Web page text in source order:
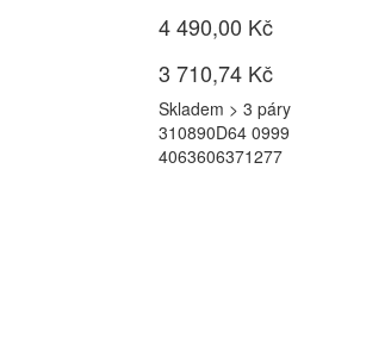
4 490,00 Kč
3 710,74 Kč
Skladem > 3 páry
310890D64 0999
4063606371277